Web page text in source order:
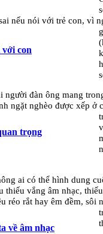
với con
nếu nói với trẻ con, vì
trọng
người đàn ông mang
ngặt nghèo được xếp ở
về âm nhạc
ai có thể hình dung
thiếu vắng âm nhạc,
réo rắt hay êm đềm, sôi